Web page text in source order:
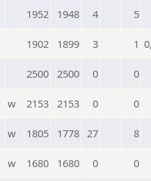
1952 1948 4 5
1902 1899 3 1
2500 2500 0 0
w 2153 2153 0 0
w 1805 1778 27 8
w 1680 1680 0 0